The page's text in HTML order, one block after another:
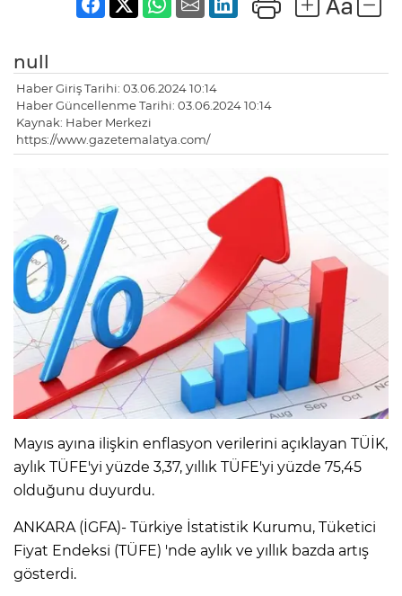
null
Haber Giriş Tarihi: 03.06.2024 10:14
Haber Güncellenme Tarihi: 03.06.2024 10:14
Kaynak: Haber Merkezi
https://www.gazetemalatya.com/
Mayıs ayına ilişkin enflasyon verilerini açıklayan TÜİK,
aylık TÜFE'yi yüzde 3,37, yıllık TÜFE'yi yüzde 75,45
olduğunu duyurdu.
ANKARA (İGFA)- Türkiye İstatistik Kurumu, Tüketici
Fiyat Endeksi (TÜFE) 'nde aylık ve yıllık bazda artış
gösterdi.